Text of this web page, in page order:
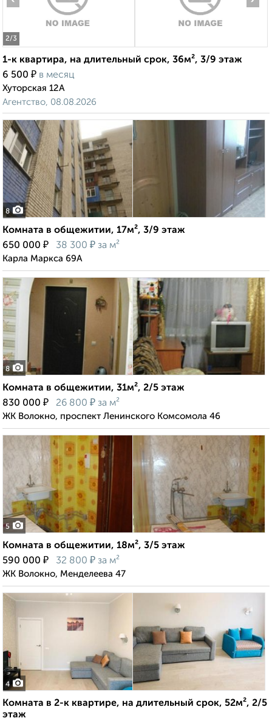
2/3
1-к квартира, на длительный срок, 36м², 3/9 этаж
6 500 ₽ в месяц
Хуторская 12А
Агентство, 08.08.2026
8
Комната в общежитии, 17м², 3/9 этаж
650 000 ₽ 38 300 ₽ за м²
Карла Маркса 69А
8
Комната в общежитии, 31м², 2/5 этаж
830 000 ₽ 26 800 ₽ за м²
ЖК Волокно, проспект Ленинского Комсомола 46
5
Комната в общежитии, 18м², 3/5 этаж
590 000 ₽ 32 800 ₽ за м²
ЖК Волокно, Менделеева 47
4
Комната в 2-к квартире, на длительный срок, 52м², 2/5
этаж